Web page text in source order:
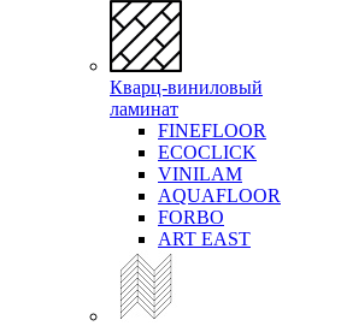
Кварц-виниловый
ламинат
FINEFLOOR
ECOCLICK
VINILAM
AQUAFLOOR
FORBO
ART EAST